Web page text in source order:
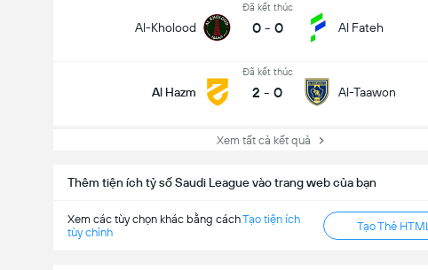
Al-Kholood
Đã kết thúc
0 - 0 Al Fateh
Al Hazm
Đã kết thúc
2 - 0 Al-Taawon
Xem tất cả kết quả
Thêm tiện ích tỷ số Saudi League vào trang web của bạn
Xem các tùy chọn khác bằng cáchTạo tiện ích
tùy chỉnh
Tạo Thẻ HTML